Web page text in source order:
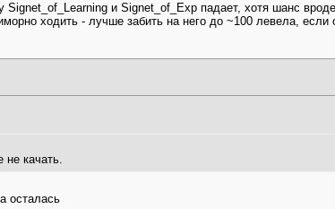
и Signet_of_Exp падает, хотя шанс
ходить - лучше забить на него до ~100 левела,
не качать.
осталась